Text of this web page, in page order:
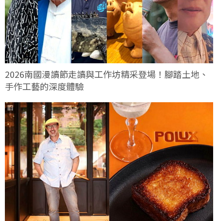
2026南國漫讀節走讀與工作坊精采登場！腳踏土地、
手作工藝的深度體驗